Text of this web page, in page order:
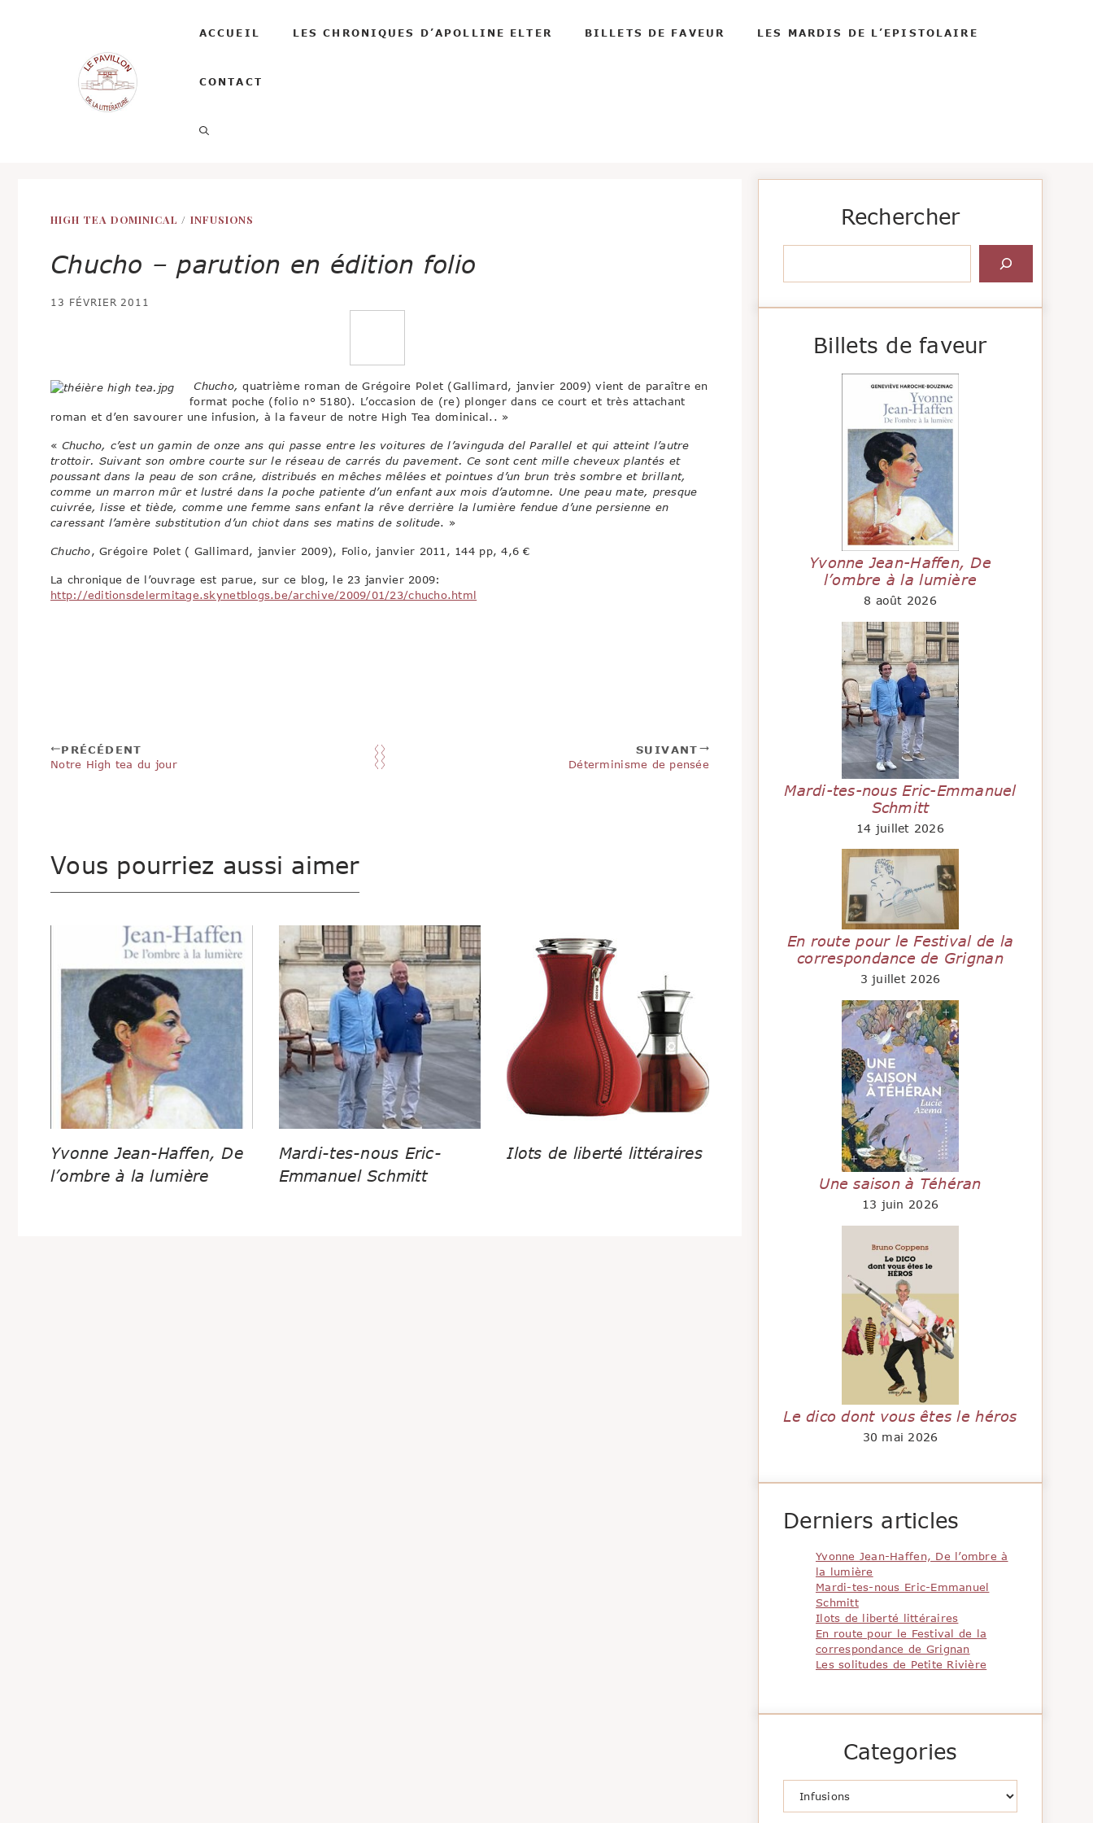
ACCUEIL LES CHRONIQUES D’APOLLINE ELTER BILLETS DE FAVEUR LES MARDIS DE L’EPISTOLAIRE
CONTACT
HIGH TEA DOMINICAL / INFUSIONS
Chucho – parution en édition folio
13 FÉVRIER 2011
Chucho, quatrième roman de Grégoire Polet (Gallimard, janvier 2009) vient de paraître en
format poche (folio n° 5180). L’occasion de (re) plonger dans ce court et très attachant
roman et d’en savourer une infusion, à la faveur de notre High Tea dominical.. »
« Chucho, c’est un gamin de onze ans qui passe entre les voitures de l’avinguda del Parallel et qui atteint l’autre
trottoir. Suivant son ombre courte sur le réseau de carrés du pavement. Ce sont cent mille cheveux plantés et
poussant dans la peau de son crâne, distribués en mêches mêlées et pointues d’un brun très sombre et brillant,
comme un marron mûr et lustré dans la poche patiente d’un enfant aux mois d’automne. Une peau mate, presque
cuivrée, lisse et tiède, comme une femme sans enfant la rêve derrière la lumière fendue d’une persienne en
caressant l’amère substitution d’un chiot dans ses matins de solitude. »
Chucho, Grégoire Polet ( Gallimard, janvier 2009), Folio, janvier 2011, 144 pp, 4,6 €
La chronique de l’ouvrage est parue, sur ce blog, le 23 janvier 2009:
http://editionsdelermitage.skynetblogs.be/archive/2009/01/23/chucho.html
PRÉCÉDENT
Notre High tea du jour
SUIVANT
Déterminisme de pensée
Vous pourriez aussi aimer
Yvonne Jean-Haffen, De
l’ombre à la lumière
Mardi-tes-nous Eric-
Emmanuel Schmitt
Ilots de liberté littéraires
Rechercher
Billets de faveur
Yvonne Jean-Haffen, De
l’ombre à la lumière
8 août 2026
Mardi-tes-nous Eric-Emmanuel
Schmitt
14 juillet 2026
En route pour le Festival de la
correspondance de Grignan
3 juillet 2026
Une saison à Téhéran
13 juin 2026
Le dico dont vous êtes le héros
30 mai 2026
Derniers articles
Yvonne Jean-Haffen, De l’ombre à
la lumière
Mardi-tes-nous Eric-Emmanuel
Schmitt
Ilots de liberté littéraires
En route pour le Festival de la
correspondance de Grignan
Les solitudes de Petite Rivière
Categories